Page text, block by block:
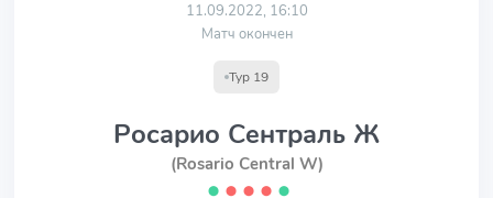
11.09.2022, 16:10
Матч окончен
Тур 19
Росарио Сентраль Ж
(Rosario Central W)
⬤ ⬤ ⬤ ⬤ ⬤